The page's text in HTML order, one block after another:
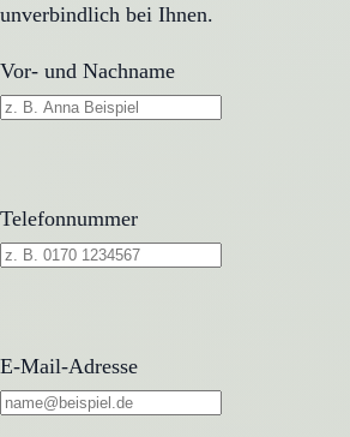
unverbindlich bei Ihnen.
Vor- und Nachname
Telefonnummer
E-Mail-Adresse